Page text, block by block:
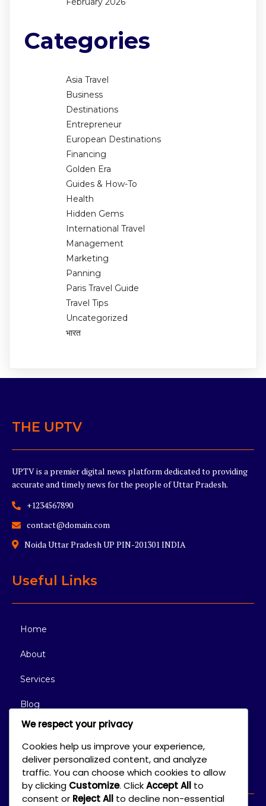
Categories
Asia Travel
Business
Destinations
Entrepreneur
European Destinations
Financing
Golden Era
Guides & How-To
Health
Hidden Gems
International Travel
Management
Marketing
Panning
Paris Travel Guide
Travel Tips
Uncategorized
भारत
THE UPTV
UPTV is a premier digital news platform dedicated to providing
accurate and timely news for the people of Uttar Pradesh.
+1234567890
contact@domain.com
Noida Uttar Pradesh UP PIN-201301 INDIA
Useful Links
Home
About
Services
Blog
Contact
Connect With Us
We respect your privacy
Cookies help us improve your experience,
deliver personalized content, and analyze
traffic. You can choose which cookies to allow
by clicking Customize. ClickAccept All to
consent or Reject All to decline non-essential